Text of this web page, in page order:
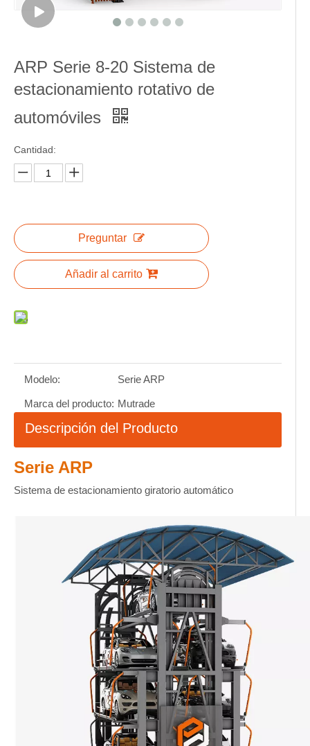
ARP Serie 8-20 Sistema de
estacionamiento rotativo de
automóviles
Cantidad:
Preguntar
Añadir al carrito
Modelo: Serie ARP
Marca del producto: Mutrade
Descripción del Producto
Serie ARP
Sistema de estacionamiento giratorio automático